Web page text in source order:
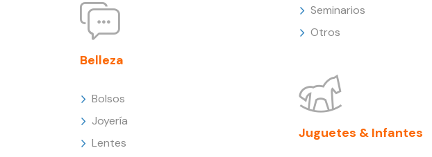
Belleza
Bolsos
Joyería
Lentes
Seminarios
Otros
Juguetes & Infantes